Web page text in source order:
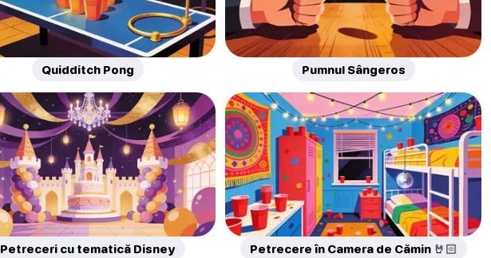
Quidditch Pong Pumnul Sângeros
Petreceri cu tematică Disney Petrecere în Camera de Cămin 🤘🏻